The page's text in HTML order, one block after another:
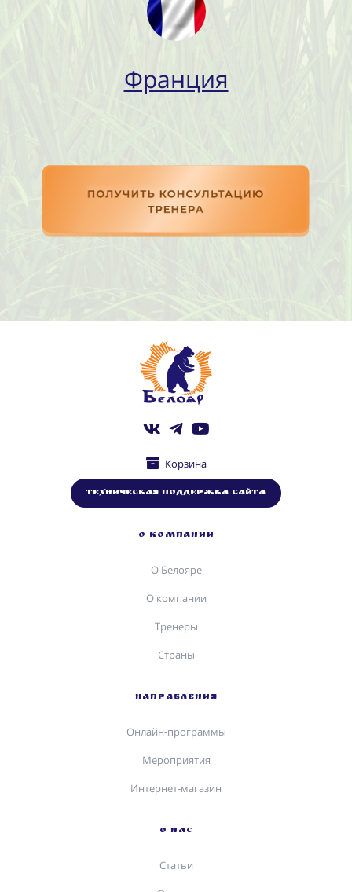
Франция
Корзина
Техническая поддержка сайта
О КОМПАНИИ
О Белояре
О компании
Тренеры
Страны
НАПРАВЛЕНИЯ
Онлайн-программы
Мероприятия
Интернет-магазин
О НАС
Статьи